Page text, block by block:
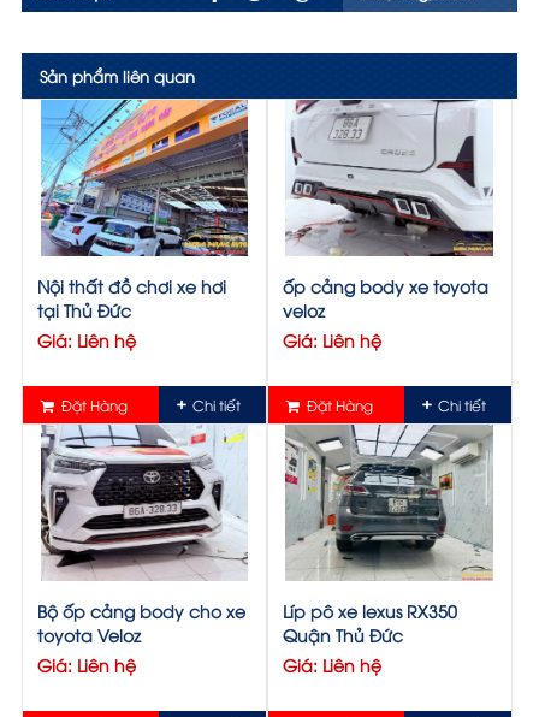
Sản phẩm liên quan
Nội thất đồ chơi xe hơi
tại Thủ Đức
Giá: Liên hệ
Đặt Hàng Chi tiết
ốp cảng body xe toyota
veloz
Giá: Liên hệ
Đặt Hàng Chi tiết
Bộ ốp cảng body cho xe
toyota Veloz
Giá: Liên hệ
Líp pô xe lexus RX350
Quận Thủ Đức
Giá: Liên hệ